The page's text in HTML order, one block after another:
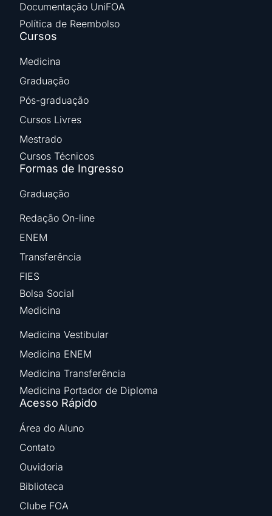
Documentação UniFOA
Política de Reembolso
Cursos
Medicina
Graduação
Pós-graduação
Cursos Livres
Mestrado
Cursos Técnicos
Formas de Ingresso
Graduação
Redação On-line
ENEM
Transferência
FIES
Bolsa Social
Medicina
Medicina Vestibular
Medicina ENEM
Medicina Transferência
Medicina Portador de Diploma
Acesso Rápido
Área do Aluno
Contato
Ouvidoria
Biblioteca
Clube FOA